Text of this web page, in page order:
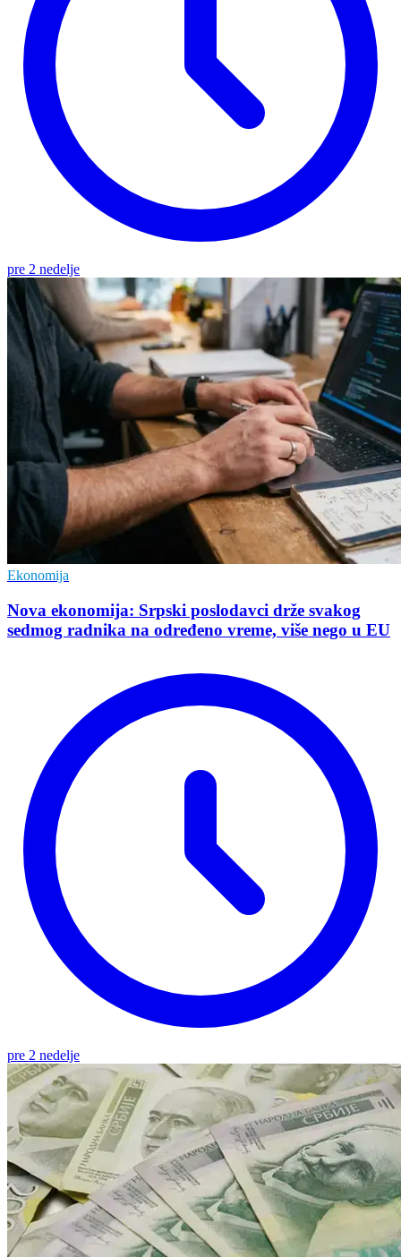
pre 2 nedelje
Ekonomija
Nova ekonomija: Srpski poslodavci drže svakog
sedmog radnika na određeno vreme, više nego u EU
pre 2 nedelje